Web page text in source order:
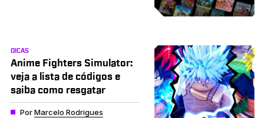
DICAS
Anime Fighters Simulator:
veja a lista de códigos e
saiba como resgatar
PorMarcelo Rodrigues